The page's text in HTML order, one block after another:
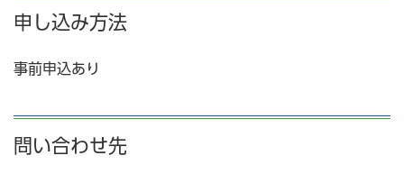
申し込み方法
事前申込あり
問い合わせ先